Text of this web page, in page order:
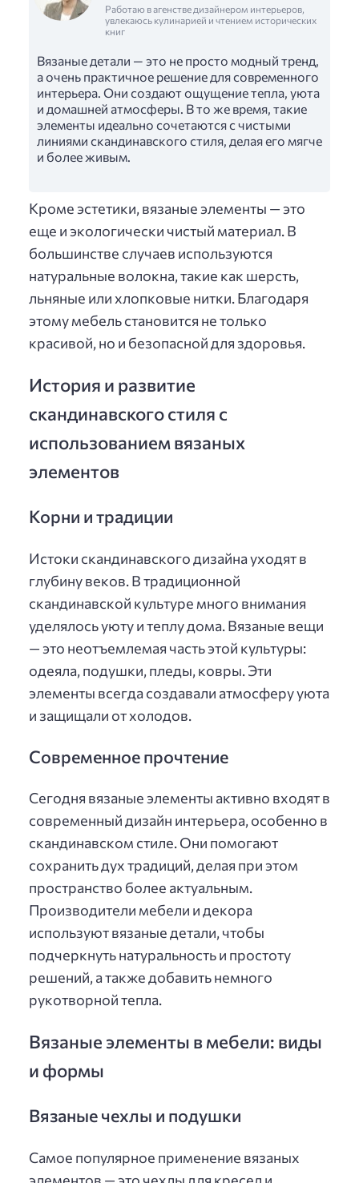
Работаю в агенстве дизайнером интерьеров,
увлекаюсь кулинарией и чтением исторических
книг
Вязаные детали — это не просто модный тренд,
а очень практичное решение для современного
интерьера. Они создают ощущение тепла, уюта
и домашней атмосферы. В то же время, такие
элементы идеально сочетаются с чистыми
линиями скандинавского стиля, делая его мягче
и более живым.
Кроме эстетики, вязаные элементы — это
еще и экологически чистый материал. В
большинстве случаев используются
натуральные волокна, такие как шерсть,
льняные или хлопковые нитки. Благодаря
этому мебель становится не только
красивой, но и безопасной для здоровья.
История и развитие
скандинавского стиля с
использованием вязаных
элементов
Корни и традиции
Истоки скандинавского дизайна уходят в
глубину веков. В традиционной
скандинавской культуре много внимания
уделялось уюту и теплу дома. Вязаные вещи
— это неотъемлемая часть этой культуры:
одеяла, подушки, пледы, ковры. Эти
элементы всегда создавали атмосферу уюта
и защищали от холодов.
Современное прочтение
Сегодня вязаные элементы активно входят в
современный дизайн интерьера, особенно в
скандинавском стиле. Они помогают
сохранить дух традиций, делая при этом
пространство более актуальным.
Производители мебели и декора
используют вязаные детали, чтобы
подчеркнуть натуральность и простоту
решений, а также добавить немного
рукотворной тепла.
Вязаные элементы в мебели: виды
и формы
Вязаные чехлы и подушки
Самое популярное применение вязаных